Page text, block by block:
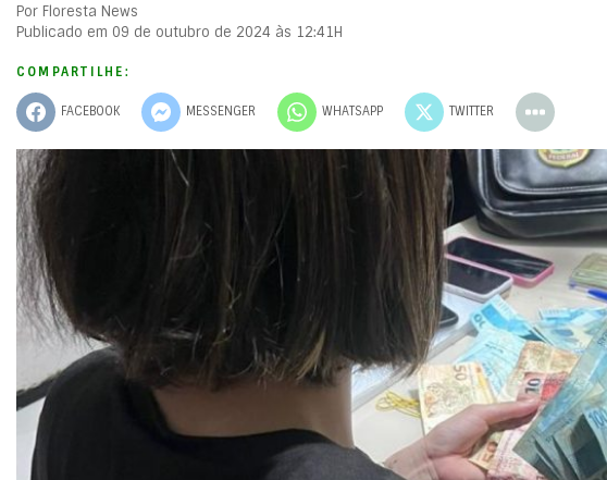
Por Floresta News
Publicado em 09 de outubro de 2024 às 12:41H
COMPARTILHE:
FACEBOOK MESSENGER WHATSAPP TWITTER